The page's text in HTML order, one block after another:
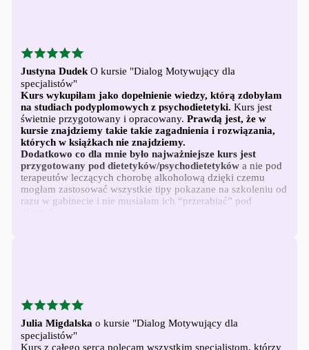
Justyna DudekO kursie "Dialog Motywujący dla
specjalistów"
Kurs wykupiłam jako dopełnienie wiedzy, którą zdobyłam
na studiach podyplomowych z psychodietetyki. Kurs jest
świetnie przygotowany i opracowany.Prawdą jest, że w
kursie znajdziemy takie takie zagadnienia i rozwiązania,
których w książkach nie znajdziemy.
Dodatkowo co dla mnie było najważniejsze kurs jest
przygotowany pod dietetyków/psychodietetyków a nie pod
terapeutów leczących chorobę alkoholową dzięki czemu
mogłam zastosować wszystkie tipy pokazane na szkoleniu od
razu w gabinecie i nie musiałam ich “przerabiać” pod
Julia Migdalska o kursie "Dialog Motywujący dla
specjalistów"
Kurs z całego serca polecam wszystkim specjalistom, którzy